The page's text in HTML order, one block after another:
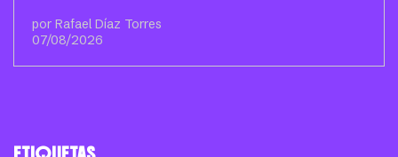
por Rafael Díaz Torres
07/08/2026